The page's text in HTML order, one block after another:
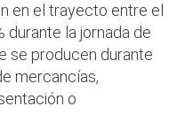
en el trayecto entre el
durante la jornada de
se producen durante
mercancías,
o